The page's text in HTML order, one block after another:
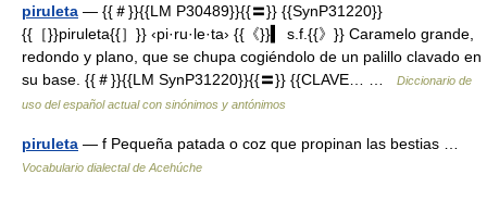
piruleta — {{＃}}{{LM P30489}}{{〓}} {{SynP31220}}
{{［}}piruleta{{］}} ‹pi·ru·le·ta› {{《}}▍ s.f.{{》}} Caramelo grande,
redondo y plano, que se chupa cogiéndolo de un palillo clavado en
su base. {{＃}}{{LM SynP31220}}{{〓}} {{CLAVE… …
Diccionario de
uso del español actual con sinónimos y antónimos
piruleta — f Pequeña patada o coz que propinan las bestias …
Vocabulario dialectal de Acehúche